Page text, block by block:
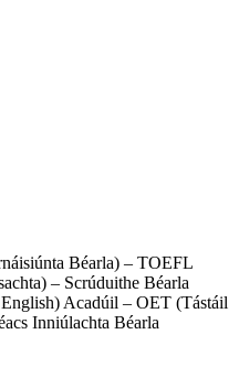
Béarla) – TOEFL
– Scrúduithe Béarla
Acadúil – OET (Tástáil
Inniúlachta Béarla